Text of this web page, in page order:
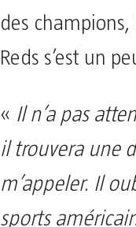
des champions,
Reds s’est un
« Il n’a pas
il trouvera une
m’appeler. Il
sports